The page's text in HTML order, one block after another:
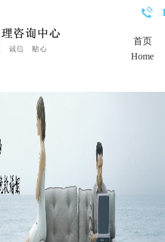
Moved Permanently"%>
首页
Home